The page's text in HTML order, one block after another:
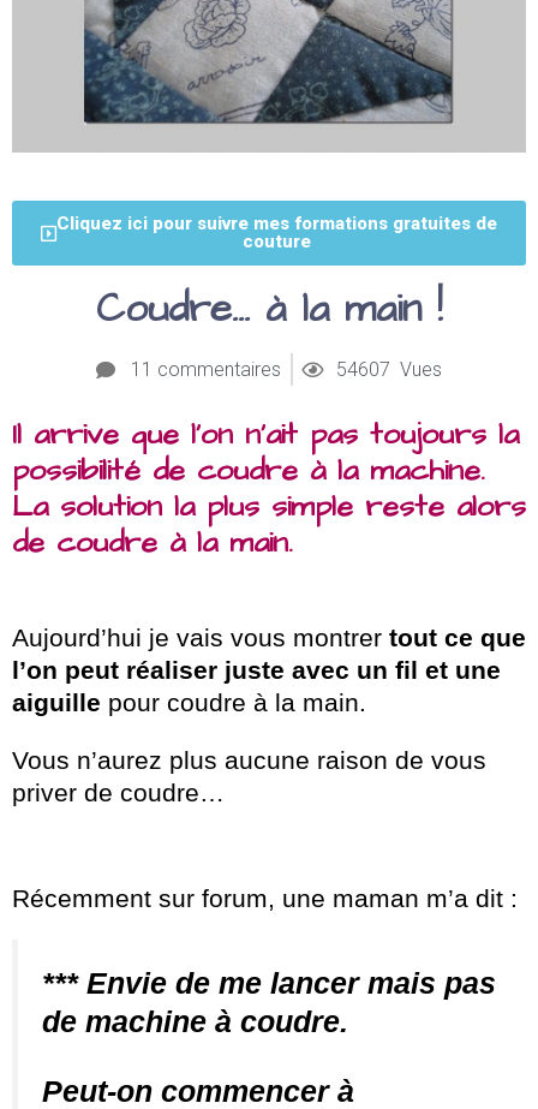
Cliquez ici pour suivre mes formations gratuites de
couture
Coudre… à la main !
11 commentaires 54607 Vues
Il arrive que l’on n’ait pas toujours la
possibilité de coudre à la machine.
La solution la plus simple reste alors
de coudre à la main.
Aujourd’hui je vais vous montrer tout ce que
l’on peut réaliser juste avec un fil et une
aiguille pour coudre à la main.
Vous n’aurez plus aucune raison de vous
priver de coudre…
Récemment sur forum, une maman m’a dit :
*** Envie de me lancer mais pas
de machine à coudre.
Peut-on commencer à